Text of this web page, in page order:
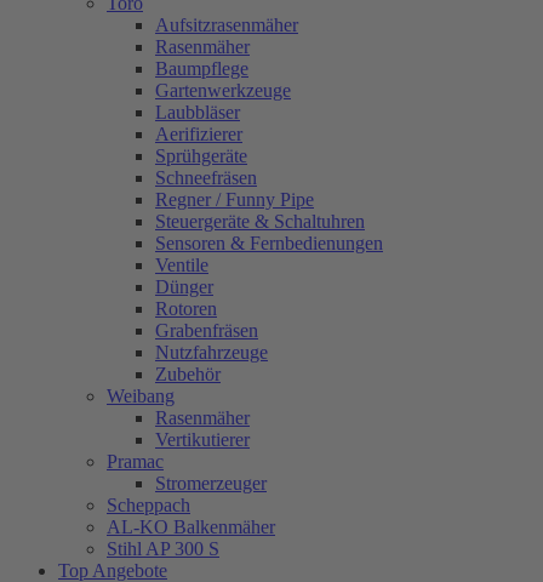
Aufsitzrasenmäher
Rasenmäher
Baumpflege
Gartenwerkzeuge
Laubbläser
Aerifizierer
Sprühgeräte
Schneefräsen
Regner / Funny Pipe
Steuergeräte & Schaltuhren
Sensoren & Fernbedienungen
Ventile
Dünger
Rotoren
Grabenfräsen
Nutzfahrzeuge
Zubehör
Weibang
Rasenmäher
Vertikutierer
Pramac
Stromerzeuger
Scheppach
AL-KO Balkenmäher
Stihl AP 300 S
Top Angebote